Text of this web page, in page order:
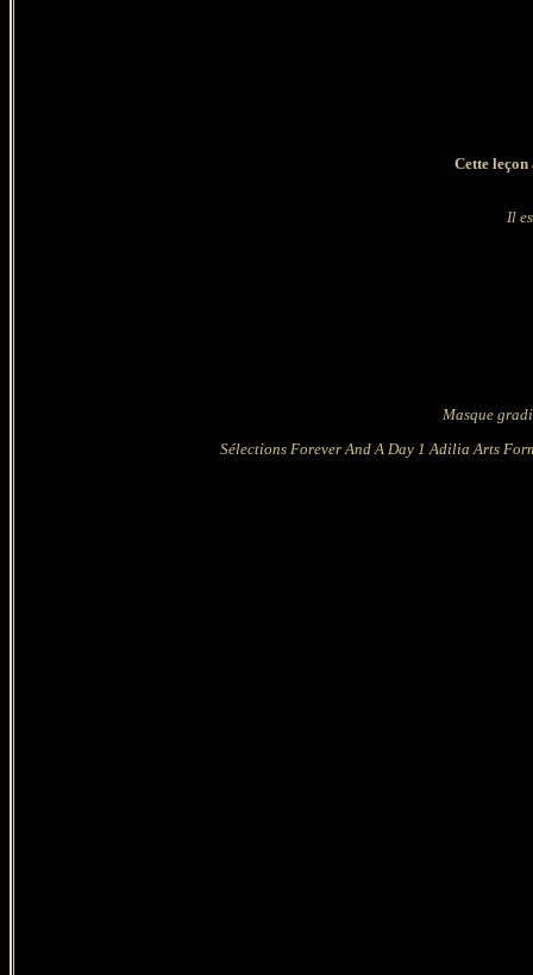
Cette leçon
Il
Masque
Sélections Forever And A Day 1 Adilia Arts